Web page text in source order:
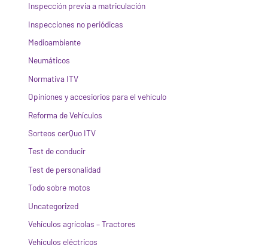
Inspección previa a matriculación
Inspecciones no periódicas
Medioambiente
Neumáticos
Normativa ITV
Opiniones y accesiorios para el vehículo
Reforma de Vehículos
Sorteos cerQuo ITV
Test de conducir
Test de personalidad
Todo sobre motos
Uncategorized
Vehículos agrícolas – Tractores
Vehículos eléctricos